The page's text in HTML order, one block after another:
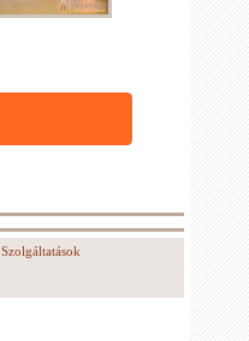
Szolgáltatások